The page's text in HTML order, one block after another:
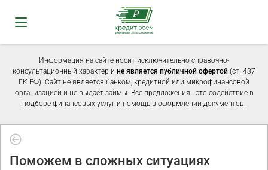
Информация на сайте носит исключительно справочно-
консультационный характер и не является публичной офертой (ст. 437
ГК РФ). Сайт не является банком, кредитной или микрофинансовой
организацией и не выдаёт займы. Все предложения - это содействие в
подборе финансовых услуг и помощь в оформлении документов.
Поможем в сложных ситуациях